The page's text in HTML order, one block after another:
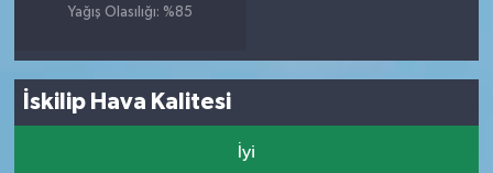
Yağış Olasılığı: %85
İskilip Hava Kalitesi
İyi